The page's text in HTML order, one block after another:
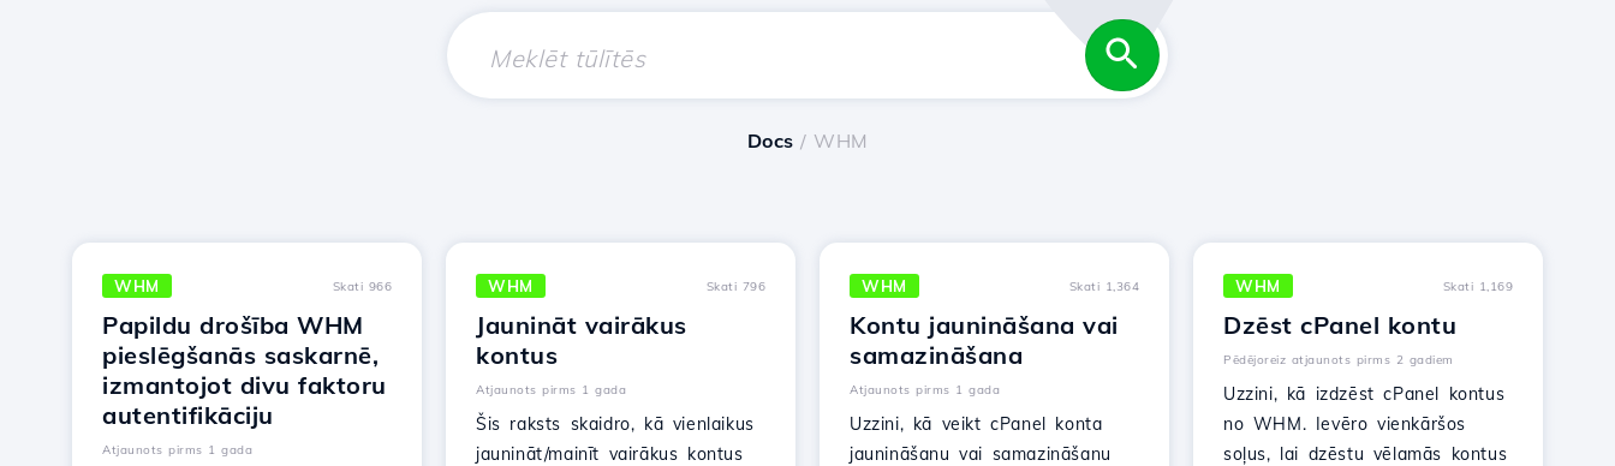
Docs / WHM
WHM Skati 966
Papildu drošība WHM
pieslēgšanās saskarnē,
izmantojot divu faktoru
autentifikāciju
Atjaunots pirms 1 gada
WHM Skati 796
Jaunināt vairākus
kontus
Atjaunots pirms 1 gada
Šis raksts skaidro, kā vienlaikus
jaunināt/mainīt vairākus kontus
WHM Skati 1,364
Kontu jaunināšana vai
samazināšana
Atjaunots pirms 1 gada
Uzzini, kā veikt cPanel konta
jaunināšanu vai samazināšanu
WHM Skati 1,169
Dzēst cPanel kontu
Pēdējoreiz atjaunots pirms 2 gadiem
Uzzini, kā izdzēst cPanel kontus
no WHM. Ievēro vienkāršos
soļus, lai dzēstu vēlamās kontus